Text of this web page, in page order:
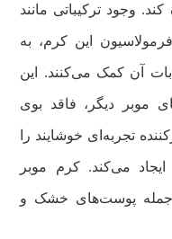
وجود ترکیباتی مانند
این کرم، به
آن کمک می‌کنند. این
موبر دیگر، فاقد بوی
تجربه‌ای خوشایند را
می‌کند. کرم موبر
جمله پوست‌های خشک و